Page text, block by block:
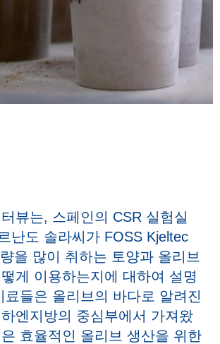
뷰는, 스페인의 CSR 실험실
난도 솔라씨가 FOSS Kjeltec
을 많이 취하는 토양과 올리브
게 이용하는지에 대하여 설명
료들은 올리브의 바다로 알려진
엔지방의 중심부에서 가져왔
효율적인 올리브 생산을 위한